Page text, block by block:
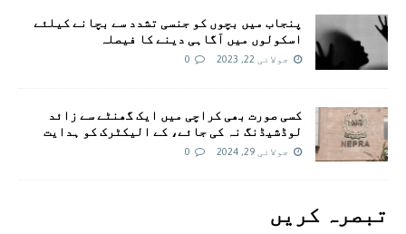
پنجاب میں بچوں کو جنسی تشدد سے بچانے کیلئے
اسکولوں میں آگاہی دینے کا فیصلہ
جولائی 22, 2023 0
کسی صورت بھی کراچی میں ایک گھنٹے سے زائد
لوڈشیڈنگ نہ کی جائے، کے الیکٹرک کو ہدایت
جولائی 29, 2024 0
تبصرہ کريں